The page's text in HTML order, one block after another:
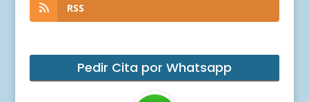
RSS
Pedir Cita por Whatsapp